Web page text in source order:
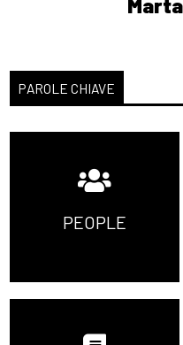
morta, di
pagina 69
Grassulini:
[29]I tuoi
cassetto,
PAROLE CHIAVE
PEOPLE